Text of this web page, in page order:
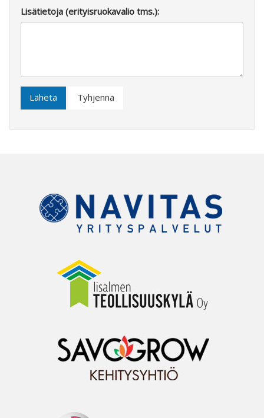
Lisätietoja (erityisruokavalio tms.):